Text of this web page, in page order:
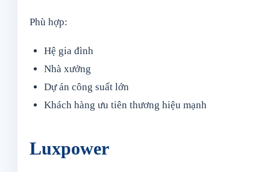
Phù hợp:
Hệ gia đình
Nhà xưởng
Dự án công suất lớn
Khách hàng ưu tiên thương hiệu mạnh
Luxpower